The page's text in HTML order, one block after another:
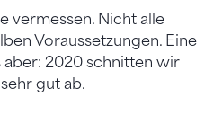
vermessen. Nicht alle
Voraussetzungen. Eine
aber: 2020 schnitten wir
gut ab.